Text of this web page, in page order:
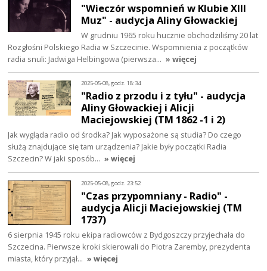
"Wieczór wspomnień w Klubie XIII
Muz" - audycja Aliny Głowackiej
W grudniu 1965 roku hucznie obchodziliśmy 20 lat
Rozgłośni Polskiego Radia w Szczecinie. Wspomnienia z początków
radia snuli: Jadwiga Helbingowa (pierwsza… » więcej
2025-05-08, godz. 18:34
"Radio z przodu i z tyłu" - audycja
Aliny Głowackiej i Alicji
Maciejowskiej (TM 1862 -1 i 2)
Jak wygląda radio od środka? Jak wyposażone są studia? Do czego
służą znajdujące się tam urządzenia? Jakie były początki Radia
Szczecin? W jaki sposób… » więcej
2025-05-08, godz. 23:52
"Czas przypomniany - Radio" -
audycja Alicji Maciejowskiej (TM
1737)
6 sierpnia 1945 roku ekipa radiowców z Bydgoszczy przyjechała do
Szczecina. Pierwsze kroki skierowali do Piotra Zaremby, prezydenta
miasta, który przyjął… » więcej